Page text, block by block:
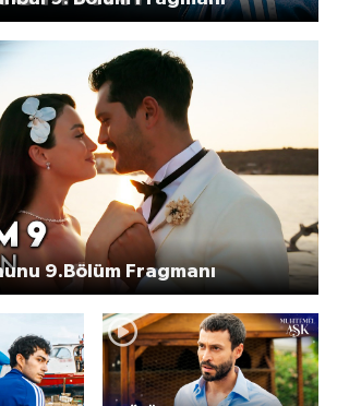
9.Bölüm Fragmanı